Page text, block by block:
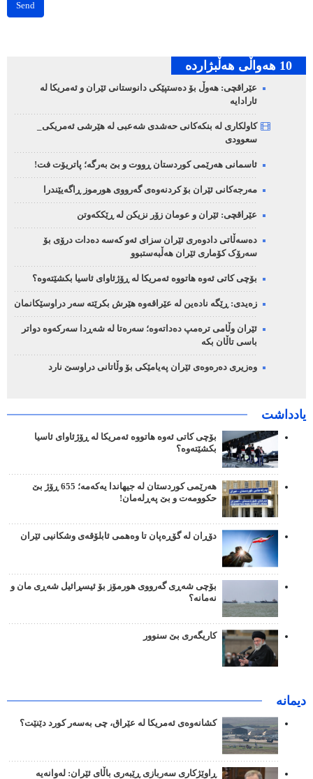
Send
10 هه‌واڵی هه‌ڵبژارده‌
عێراقچی: هەوڵ بۆ دەستپێکی دانوستانی ئێران و ئەمریکا لە
ئارادایە
کاولکاری لە بنکەکانی حەشدی شەعبی لە هێرشی ئەمریکی_
سعوودی
ئاسمانی هەرێمی کوردستان ڕووت و بێ بەرگە؛ پاتریۆت فت!
مەرجەکانی ئێران بۆ کردنەوەی گەرووی هورموز ڕاگەیێندرا
عێراقچی: ئێران و عومان زۆر نزیکن لە ڕێککەوتن
دەسەڵاتی دادوەری ئێران سزای ئەو کەسە دەدات درۆی بۆ
سەرۆک کۆماری ئێران هەڵبەستبوو
بۆچی کاتی ئەوە هاتووە ئەمریکا لە ڕۆژئاوای ئاسیا بکشێتەوە؟
زەیدی: ڕێگە نادەین لە عێراقەوە هێرش بکرێتە سەر دراوسێکانمان
ئێران وڵامی ترەمپ دەداتەوە؛ سەرەتا لە شەڕدا سەرکەوە دواتر
باسی تاڵان بکە
وەزیری دەرەوەی ئێران پەیامێکی بۆ وڵاتانی دراوسێ نارد
یادداشت
بۆچی کاتی ئەوە هاتووە ئەمریکا لە ڕۆژئاوای ئاسیا
بکشێتەوە؟
هەرێمی کوردستان لە جیهاندا یەکەمە؛ 655 ڕۆژ بێ
حکوومەت و بێ پەڕلەمان!
دۆڕان لە گۆڕەپان تا وەهمی ئابلۆقەی وشکانیی ئێران
بۆچی شەڕی گەرووی هورمۆز بۆ ئیسڕائیل شەڕی مان و
نەمانە؟
کاریگەری بێ سنوور
دیمانە
کشانەوەی ئەمریکا لە عێراق، چی بەسەر کورد دێنێت؟
ڕاوێژکاری سەربازی ڕێبەری باڵای ئێران: لەوانەیە